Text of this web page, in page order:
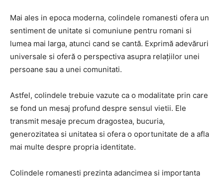
Mai ales in epoca moderna, colindele romanesti ofera un
sentiment de unitate si comuniune pentru romani si
lumea mai larga, atunci cand se cantă. Exprimă adevăruri
universale si oferă o perspectiva asupra relațiilor unei
persoane sau a unei comunitati.
Astfel, colindele trebuie vazute ca o modalitate prin care
se fond un mesaj profund despre sensul vietii. Ele
transmit mesaje precum dragostea, bucuria,
generozitatea si unitatea si ofera o oportunitate de a afla
mai multe despre propria identitate.
Colindele romanesti prezinta adancimea si importanta